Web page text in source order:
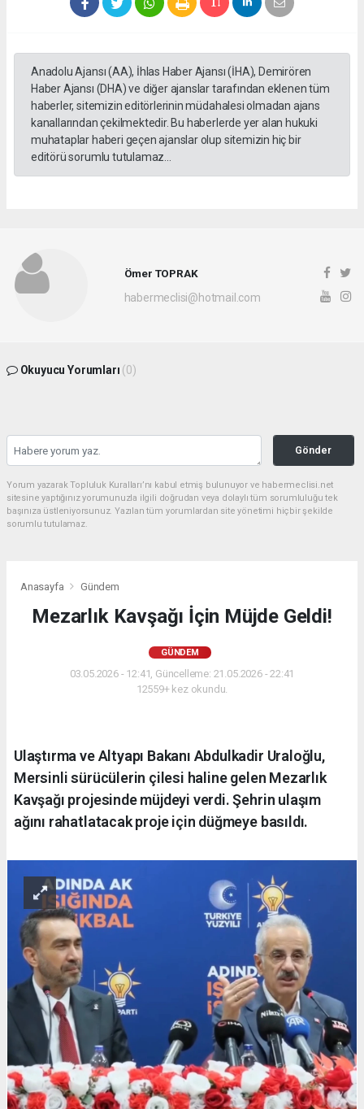
Anadolu Ajansı (AA), İhlas Haber Ajansı (İHA), Demirören
Haber Ajansı (DHA) ve diğer ajanslar tarafından eklenen tüm
haberler, sitemizin editörlerinin müdahalesi olmadan ajans
kanallarından çekilmektedir. Bu haberlerde yer alan hukuki
muhataplar haberi geçen ajanslar olup sitemizin hiç bir
editörü sorumlu tutulamaz...
Ömer TOPRAK
habermeclisi@hotmail.com
Okuyucu Yorumları (0)
Gönder
Yorum yazarak Topluluk Kuralları’nı kabul etmiş bulunuyor ve habermeclisi.net
sitesine yaptığınız yorumunuzla ilgili doğrudan veya dolaylı tüm sorumluluğu tek
başınıza üstleniyorsunuz. Yazılan tüm yorumlardan site yönetimi hiçbir şekilde
sorumlu tutulamaz.
Anasayfa Gündem
Mezarlık Kavşağı İçin Müjde Geldi!
GÜNDEM
03.05.2026 - 12:41, Güncelleme: 21.05.2026 - 22:41
12559+ kez okundu.
Ulaştırma ve Altyapı Bakanı Abdulkadir Uraloğlu,
Mersinli sürücülerin çilesi haline gelen Mezarlık
Kavşağı projesinde müjdeyi verdi. Şehrin ulaşım
ağını rahatlatacak proje için düğmeye basıldı.